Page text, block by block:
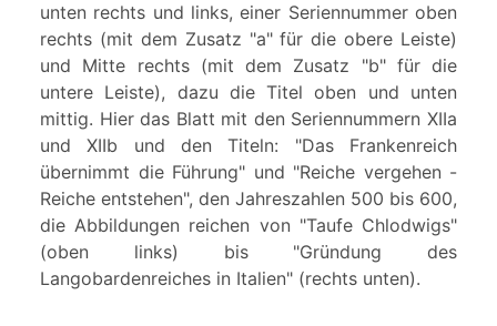
unten rechts und links, einer Seriennummer oben
rechts (mit dem Zusatz "a" für die obere Leiste)
und Mitte rechts (mit dem Zusatz "b" für die
untere Leiste), dazu die Titel oben und unten
mittig. Hier das Blatt mit den Seriennummern XIIa
und XIIb und den Titeln: "Das Frankenreich
übernimmt die Führung" und "Reiche vergehen -
Reiche entstehen", den Jahreszahlen 500 bis 600,
die Abbildungen reichen von "Taufe Chlodwigs"
(oben links) bis "Gründung des
Langobardenreiches in Italien" (rechts unten).